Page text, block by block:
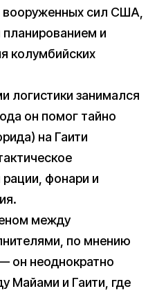
вооруженных сил США,
и
колумбийских
логистики занимался
он помог тайно
на Гаити
фонари и
между
по мнению
он неоднократно
Майами и Гаити, где